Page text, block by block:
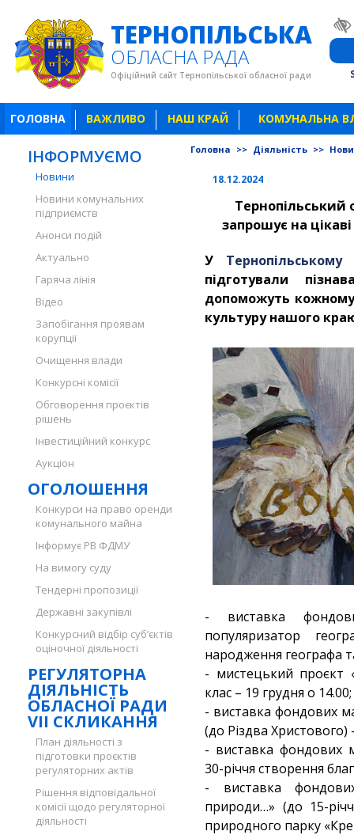
ТЕРНОПІЛЬСЬКА
ОБЛАСНА РАДА
Офіційний сайт Тернопільської обласної ради
ГОЛОВНА ВАЖЛИВО НАШ КРАЙ КОМУНАЛЬНА
ІНФОРМУЄМО
Новини
Новини комунальних
підприємств
Анонси подій
Актуально
Гаряча лінія
Відео
Запобігання проявам
корупції
Очищення влади
Конкурсні комісії
Обговорення проєктів
рішень
Інвестиційний конкурс
Аукціон
ОГОЛОШЕННЯ
Конкурси на право оренди
комунального майна
Інформує РВ ФДМУ
На вимогу суду
Тендерні пропозиції
Державні закупівлі
Конкурсний відбір суб’єктів
оціночної діяльності
РЕГУЛЯТОРНА
ДІЯЛЬНІСТЬ
ОБЛАСНОЇ РАДИ
VII СКЛИКАННЯ
План діяльності з
підготовки проєктів
регуляторних актів
Рішення відповідальної
комісії щодо регуляторної
діяльності
Головна >> Діяльність >>
18.12.2024
запрошує на
У
підготували
допоможуть кожному
культуру нашого
- виставка
популяризатор
народження географа
- мистецький проєкт
клас – 19 грудня о 14.00;
- виставка фондових
(до Різдва Христового)
- виставка фондових
30-річчя створення
- виставка
природи…» (до 15-
природного парку